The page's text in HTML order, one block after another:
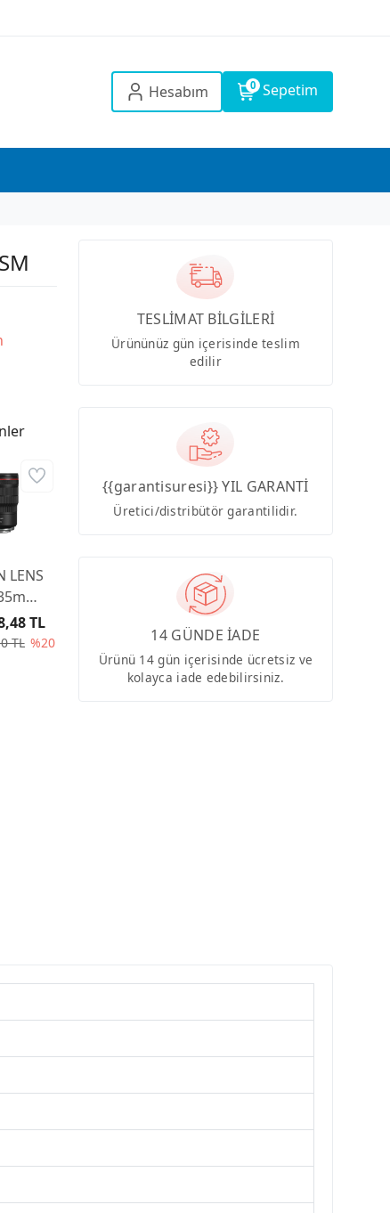
Hesabım 0 Sepetim
LENS
USM
TL %20
TL
TESLİMAT BİLGİLERİ
Ürününüz gün içerisinde teslim
edilir
{{garantisuresi}} YIL GARANTİ
Üretici/distribütör garantilidir.
14 GÜNDE İADE
Ürünü 14 gün içerisinde ücretsiz ve
kolayca iade edebilirsiniz.